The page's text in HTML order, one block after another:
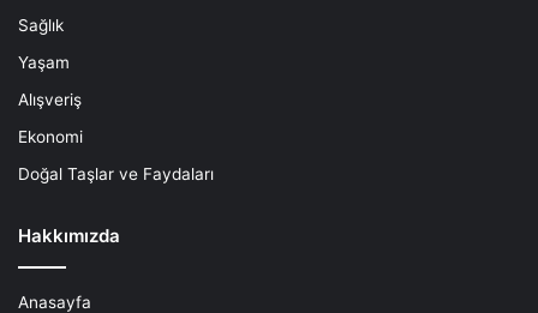
Sağlık
Yaşam
Alışveriş
Ekonomi
Doğal Taşlar ve Faydaları
Hakkımızda
Anasayfa